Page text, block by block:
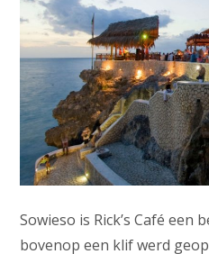
Sowieso is Rick’s Café een
bovenop een klif werd